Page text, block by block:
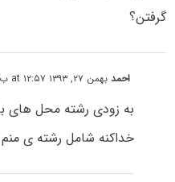
گرفتن؟
احمدبهمن ۲۷, ۱۳۹۳ at ۱۲:۵۷ ب٫ظ
به زودی رشته محل های
خداکنه شامل رشته ی